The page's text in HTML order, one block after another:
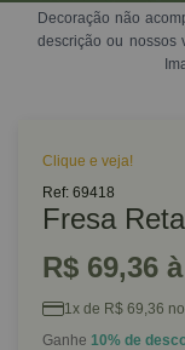
Decoração não
descrição ou nossos
Clique e veja!
Ref: 69418
Fresa
R$ 69,36
1x de R$ 69,36
Ganhe 10% de